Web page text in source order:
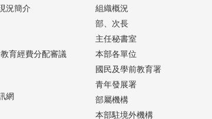
況簡介
育經費分配審議
網
組織概況
部、次長
主任秘書室
本部各單位
國民及學前教育署
青年發展署
部屬機構
本部駐境外機構